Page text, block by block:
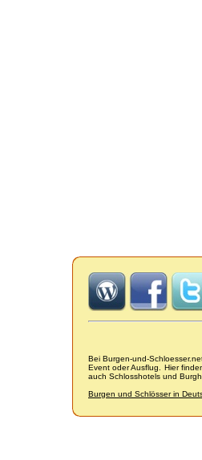
Bei Burgen-und-
Event oder Ausflug. Hier
auch Schlosshotels und
Burgen und Schlösser in